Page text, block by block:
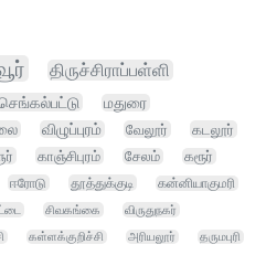
திருச்சிராப்பள்ளி
மதுரை
விழுப்புரம் வேலூர்
கடலூர்
காஞ்சிபுரம் சேலம்
கரூர்
ஈரோடு தூத்துக்குடி
கன்னியாகுமரி
சிவகங்கை
விருதுநகர்
கள்ளக்குறிச்சி அரியலூர்
தருமபுரி